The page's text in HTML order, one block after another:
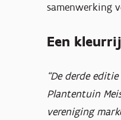
samenwerking
Een
“De derde
Plantentuin
vereniging